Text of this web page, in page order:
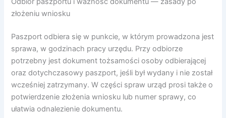
złożeniu wniosku
Paszport odbiera się w punkcie, w którym prowadzona jest
sprawa, w godzinach pracy urzędu. Przy odbiorze
potrzebny jest dokument tożsamości osoby odbierającej
oraz dotychczasowy paszport, jeśli był wydany i nie został
wcześniej zatrzymany. W części spraw urząd prosi także o
potwierdzenie złożenia wniosku lub numer sprawy, co
ułatwia odnalezienie dokumentu.